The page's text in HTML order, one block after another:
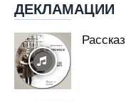
ДЕКЛАМАЦИИ